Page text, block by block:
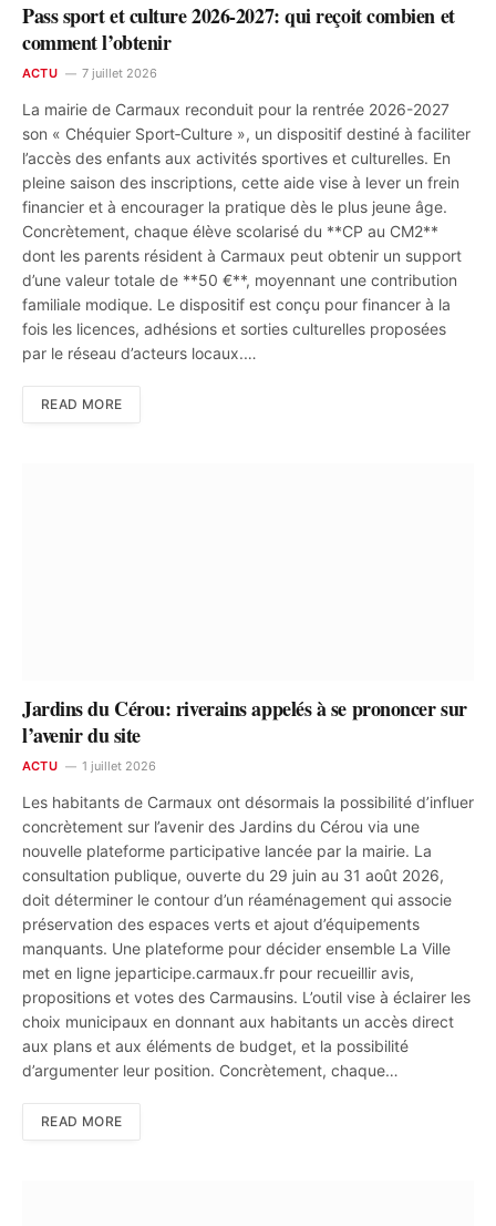
Pass sport et culture 2026-2027: qui reçoit combien et
comment l’obtenir
ACTU 7 juillet 2026
La mairie de Carmaux reconduit pour la rentrée 2026-2027
son « Chéquier Sport‑Culture », un dispositif destiné à faciliter
l’accès des enfants aux activités sportives et culturelles. En
pleine saison des inscriptions, cette aide vise à lever un frein
financier et à encourager la pratique dès le plus jeune âge.
Concrètement, chaque élève scolarisé du **CP au CM2**
dont les parents résident à Carmaux peut obtenir un support
d’une valeur totale de **50 €**, moyennant une contribution
familiale modique. Le dispositif est conçu pour financer à la
fois les licences, adhésions et sorties culturelles proposées
par le réseau d’acteurs locaux.…
READ MORE
Jardins du Cérou: riverains appelés à se prononcer sur
l’avenir du site
ACTU 1 juillet 2026
Les habitants de Carmaux ont désormais la possibilité d’influer
concrètement sur l’avenir des Jardins du Cérou via une
nouvelle plateforme participative lancée par la mairie. La
consultation publique, ouverte du 29 juin au 31 août 2026,
doit déterminer le contour d’un réaménagement qui associe
préservation des espaces verts et ajout d’équipements
manquants. Une plateforme pour décider ensemble La Ville
met en ligne jeparticipe.carmaux.fr pour recueillir avis,
propositions et votes des Carmausins. L’outil vise à éclairer les
choix municipaux en donnant aux habitants un accès direct
aux plans et aux éléments de budget, et la possibilité
d’argumenter leur position. Concrètement, chaque…
READ MORE